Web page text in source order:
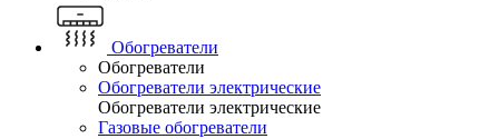
Обогреватели
Обогреватели
Обогреватели электрические
Обогреватели электрические
Газовые обогреватели